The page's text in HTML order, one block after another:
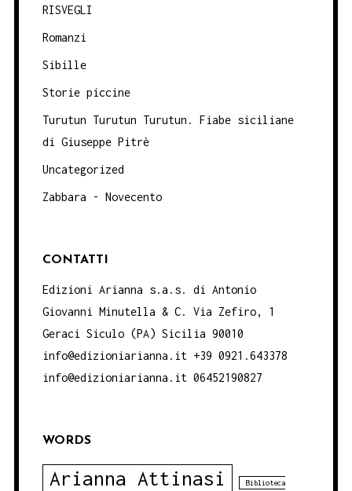
RISVEGLI
Romanzi
Sibille
Storie piccine
Turutun Turutun Turutun. Fiabe siciliane
di Giuseppe Pitrè
Uncategorized
Zabbara - Novecento
CONTATTI
Edizioni Arianna s.a.s. di Antonio
Giovanni Minutella & C. Via Zefiro, 1
Geraci Siculo (PA) Sicilia 90010
info@edizioniarianna.it +39 0921.643378
info@edizioniarianna.it 06452190827
WORDS
Arianna Attinasi Biblioteca